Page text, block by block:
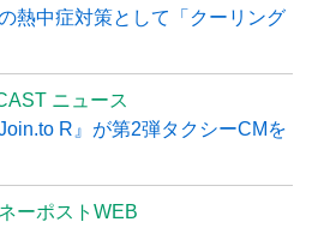
熱中症対策として「クーリング
ニュース
R』が第2弾タクシーCMを
ーポストWEB